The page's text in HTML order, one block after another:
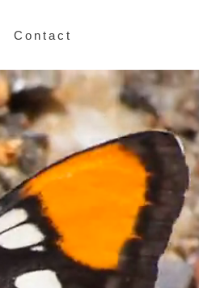
Contact